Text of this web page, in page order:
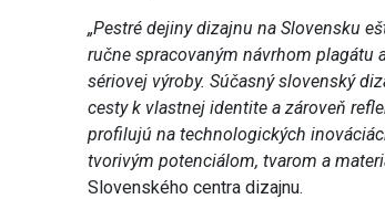
„Pestré dejiny dizajnu na Slovensku
ručne spracovaným návrhom plagátu
sériovej výroby. Súčasný slovenský
cesty k vlastnej identite a zároveň
profilujú na technologických
tvorivým potenciálom, tvarom a
Slovenského centra dizajnu.